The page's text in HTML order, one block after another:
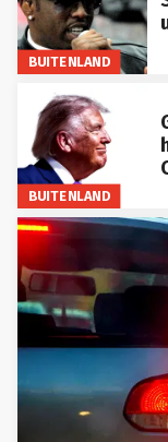
BUITENLAND
BUITENLAND